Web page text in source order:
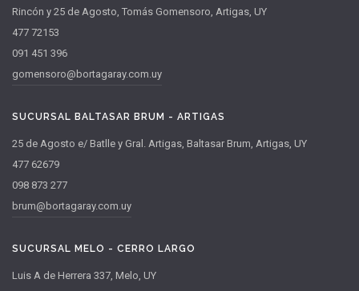
Rincón y 25 de Agosto, Tomás Gomensoro, Artigas, UY
477 72153
091 451 396
gomensoro@bortagaray.com.uy
SUCURSAL BALTASAR BRUM - ARTIGAS
25 de Agosto e/ Batlle y Gral. Artigas, Baltasar Brum, Artigas, UY
477 62679
098 873 277
brum@bortagaray.com.uy
SUCURSAL MELO - CERRO LARGO
Luis A de Herrera 337, Melo, UY